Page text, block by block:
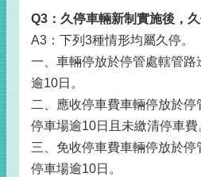
Q3 ：久停車輛新制實施後，
A3：下列3種情形均屬久停。
一、車輛停放於停管處轄管路
逾10日。
二、應收停車費車輛停放於
停車場逾10日且未繳清停車費
三、免收停車費車輛停放於
停車場逾10日。